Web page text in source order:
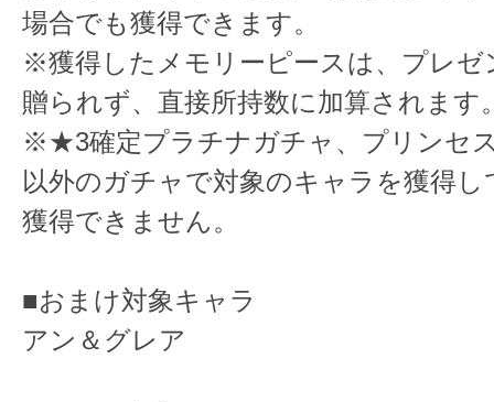
場合でも獲得できます。
※獲得したメモリーピースは、プレゼ
贈られず、直接所持数に加算されます
※★3確定プラチナガチャ、プリンセ
以外のガチャで対象のキャラを獲得
獲得できません。
■おまけ対象キャラ
アン＆グレア